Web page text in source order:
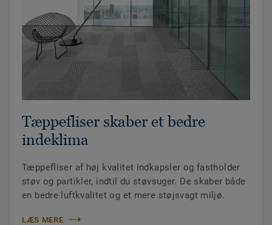
Tæppefliser skaber et bedre
indeklima
Tæppefliser af høj kvalitet indkapsler og fastholder
støv og partikler, indtil du støvsuger. De skaber både
en bedre luftkvalitet og et mere støjsvagt miljø.
LÆS MERE